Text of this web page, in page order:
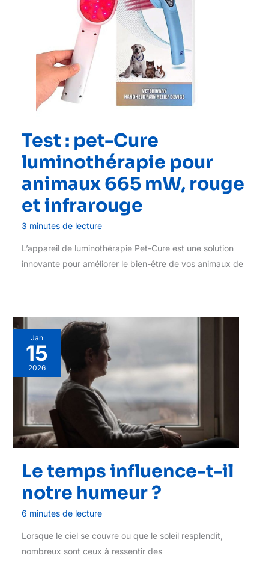
Test : pet-Cure
luminothérapie pour
animaux 665 mW, rouge
et infrarouge
3 minutes de lecture
L’appareil de luminothérapie Pet-Cure est une solution
innovante pour améliorer le bien-être de vos animaux de
Jan
15
2026
Le temps influence-t-il
notre humeur ?
6 minutes de lecture
Lorsque le ciel se couvre ou que le soleil resplendit,
nombreux sont ceux à ressentir des